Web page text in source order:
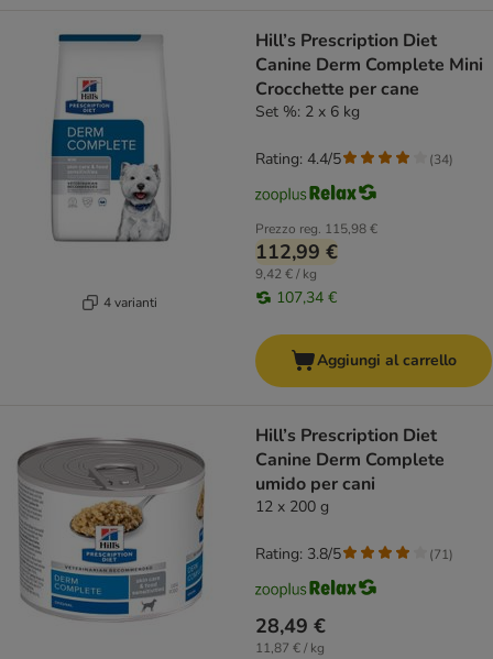
4 varianti
Hill’s Prescription Diet
Canine Derm Complete Mini
Crocchette per cane
Set %: 2 x 6 kg
Prezzo reg. 115,98 €
112,99 €
9,42 € / kg
107,34 €
Rating: 4.4/5 (34)
Aggiungi al carrello
Hill’s Prescription Diet
Canine Derm Complete
umido per cani
12 x 200 g
28,49 €
11,87 € / kg
Rating: 3.8/5 (71)